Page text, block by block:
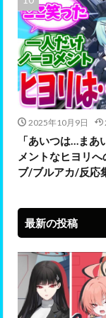
2025年10月9日
「あいつは…ま
メントなヒヨリ
ブ/ブルアカ/反応
最新の投稿